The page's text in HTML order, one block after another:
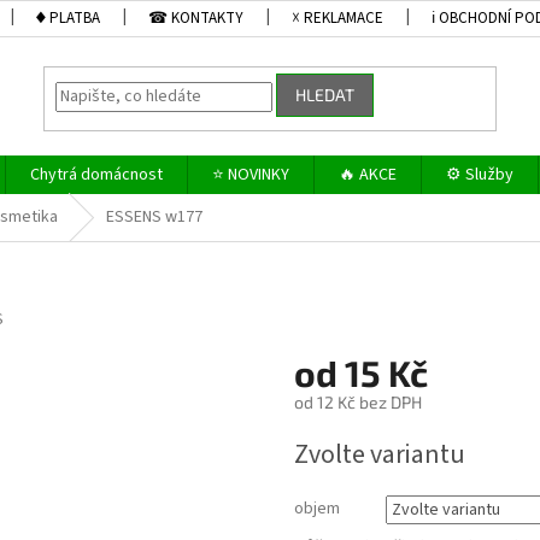
♦ PLATBA ☎ KONTAKTY ☓ REKLAMACE ℹ OBCHODNÍ
HLEDAT
Chytrá domácnost ⭐ NOVINKY 🔥 AKCE ⚙️ Služby
ESSENS w177
od 15 Kč
od 12 Kč bez DPH
cena:
Zvolte variantu
objem